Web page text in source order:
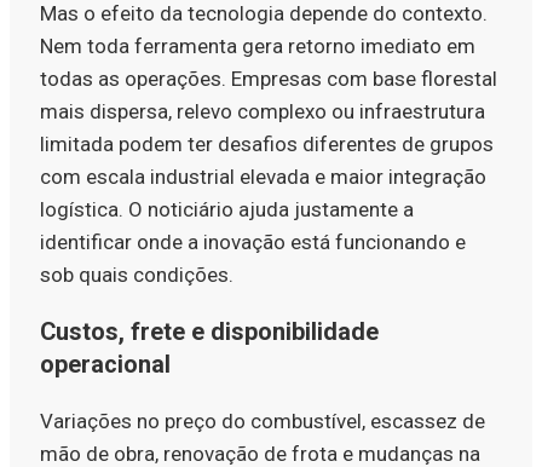
Mas o efeito da tecnologia depende do contexto.
Nem toda ferramenta gera retorno imediato em
todas as operações. Empresas com base florestal
mais dispersa, relevo complexo ou infraestrutura
limitada podem ter desafios diferentes de grupos
com escala industrial elevada e maior integração
logística. O noticiário ajuda justamente a
identificar onde a inovação está funcionando e
sob quais condições.
Custos, frete e disponibilidade
operacional
Variações no preço do combustível, escassez de
mão de obra, renovação de frota e mudanças na